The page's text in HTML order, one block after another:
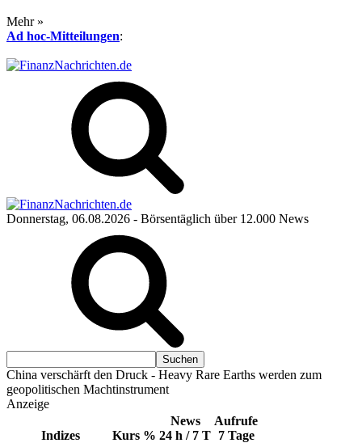
Mehr »
Ad hoc-Mitteilungen:
Donnerstag, 06.08.2026 - Börsentäglich über 12.000 News
China verschärft den Druck - Heavy Rare Earths werden zum
geopolitischen Machtinstrument
Anzeige
Indizes Kurs %
News
24 h / 7 T
Aufrufe
7 Tage